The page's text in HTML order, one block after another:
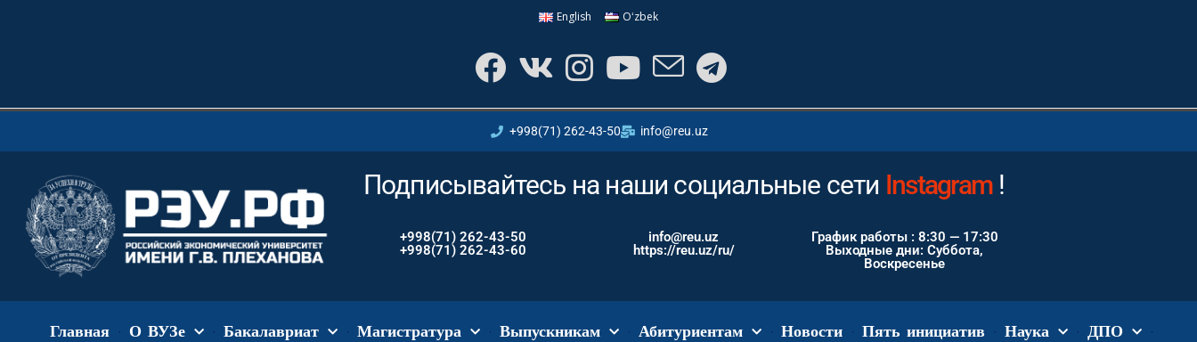
English Oʻzbek
+998(71) 262-43-50 info@reu.uz
Подписывайтесь на наши социальные сети Youtube!
+998(71) 262-43-50
+998(71) 262-43-60
info@reu.uz
https://reu.uz/ru/
График работы : 8:30 — 17:30
Выходные дни: Суббота,
Воскресенье
Главная О ВУЗе Бакалавриат Магистратура Выпускникам Абитуриентам Новости Пять инициатив Наука ДПО